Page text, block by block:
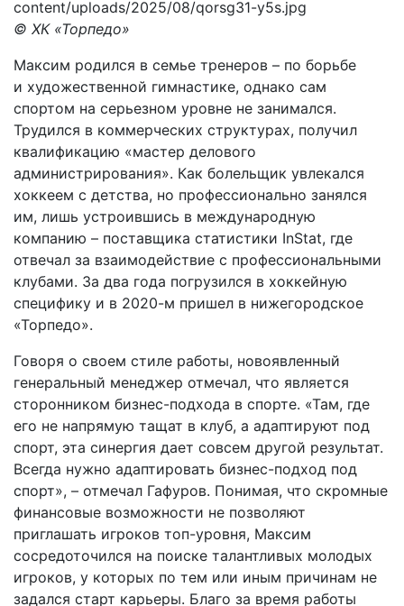
© ХК «Торпедо»
Максим родился в семье тренеров – по борьбе
и художественной гимнастике, однако сам
спортом на серьезном уровне не занимался.
Трудился в коммерческих структурах, получил
квалификацию «мастер делового
администрирования». Как болельщик увлекался
хоккеем с детства, но профессионально занялся
им, лишь устроившись в международную
компанию – поставщика статистики InStat, где
отвечал за взаимодействие с профессиональными
клубами. За два года погрузился в хоккейную
специфику и в 2020-м пришел в нижегородское
«Торпедо».
Говоря о своем стиле работы, новоявленный
генеральный менеджер отмечал, что является
сторонником бизнес-­подхода в спорте. «Там, где
его не напрямую тащат в клуб, а адаптируют под
спорт, эта синергия дает совсем другой результат.
Всегда нужно адаптировать бизнес-­подход под
спорт», – отмечал Гафуров. Понимая, что скромные
финансовые возможности не позволяют
приглашать игроков топ-уровня, Максим
сосредоточился на поиске талантливых молодых
игроков, у которых по тем или иным причинам не
задался старт карьеры. Благо за время работы